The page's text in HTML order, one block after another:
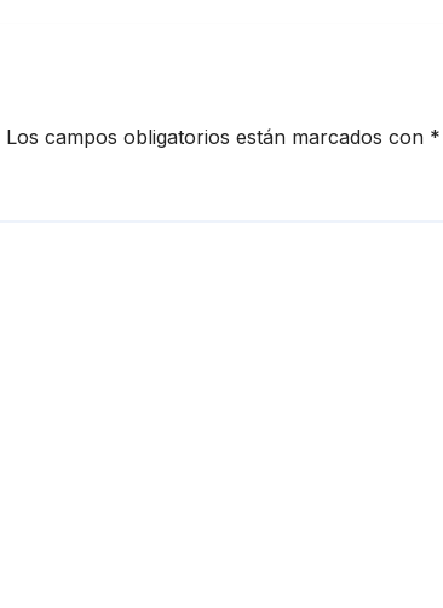
Los campos obligatorios están marcados con *